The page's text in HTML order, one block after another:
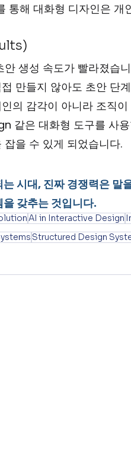
통해 대화형 디자인은
안 생성 속도가 빨라졌습
만들지 않아도 초안 단
의 감각이 아니라 조직
같은 대화형 도구를 사
잡을 수 있게 되었습니다.
시대, 진짜 경쟁력은
갖추는 것입니다.
AI in Interactive Design
Structured Design